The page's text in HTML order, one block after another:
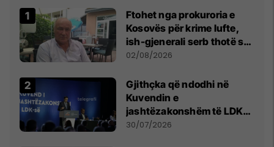
Ftohet nga prokuroria e
Kosovës për krime lufte,
ish-gjenerali serb thotë se
dikush e tradhtoi në
02/08/2026
Gjithçka që ndodhi në
Kuvendin e
jashtëzakonshëm të LDK-
së
30/07/2026